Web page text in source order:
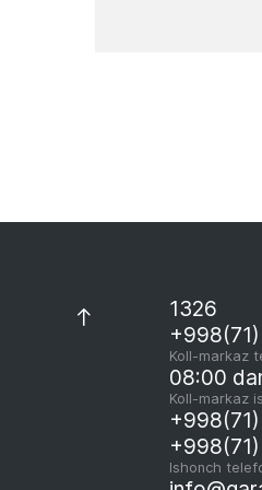
1326
Koll-markaz
08:00
Koll-markaz
Ishonch